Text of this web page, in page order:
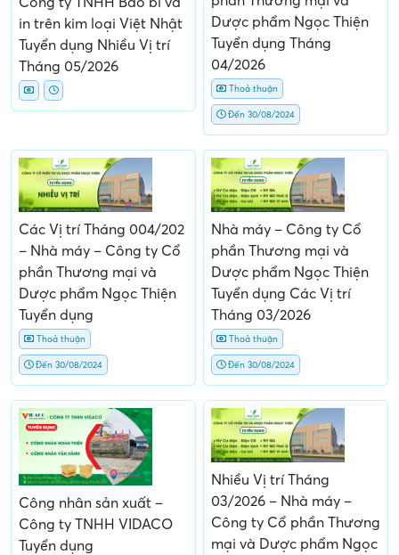
in trên kim loại Việt Nhật
Tuyển dụng Nhiều Vị trí
Tháng 05/2026
Dược phẩm Ngọc Thiện
Tuyển dụng Tháng
04/2026
Thoả thuận
Đến 30/08/2024
Các Vị trí Tháng 004/202
– Nhà máy – Công ty Cổ
phần Thương mại và
Dược phẩm Ngọc Thiện
Tuyển dụng
Thoả thuận
Đến 30/08/2024
Nhà máy – Công ty Cổ
phần Thương mại và
Dược phẩm Ngọc Thiện
Tuyển dụng Các Vị trí
Tháng 03/2026
Thoả thuận
Đến 30/08/2024
Công nhân sản xuất –
Công ty TNHH VIDACO
Tuyển dụng
Nhiều Vị trí Tháng
03/2026 – Nhà máy –
Công ty Cổ phần Thương
mại và Dược phẩm Ngọc